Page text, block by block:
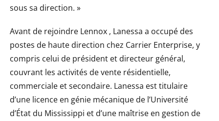
sous sa direction. »
Avant de rejoindre Lennox , Lanessa a occupé des
postes de haute direction chez Carrier Enterprise, y
compris celui de président et directeur général,
couvrant les activités de vente résidentielle,
commerciale et secondaire. Lanessa est titulaire
d’une licence en génie mécanique de l’Université
d’État du Mississippi et d’une maîtrise en gestion de